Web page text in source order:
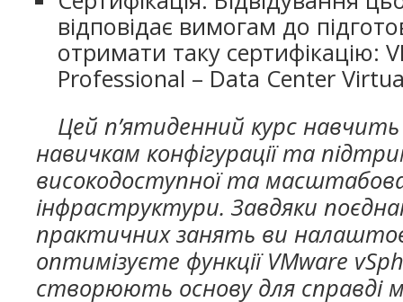
відповідає вимогам до
отримати таку сертифікацію:
Professional – Data Center
Цей п’ятиденний курс
навичкам конфігурації та
високодоступної та
інфраструктури. Завдяки
практичних занять ви
оптимізуєте функції VMware
створюють основу для справді